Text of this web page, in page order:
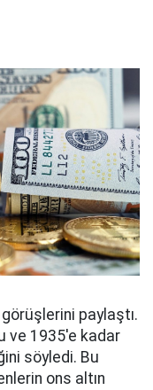
paylaştı.
ve 1935'e kadar
söyledi. Bu
ons altın